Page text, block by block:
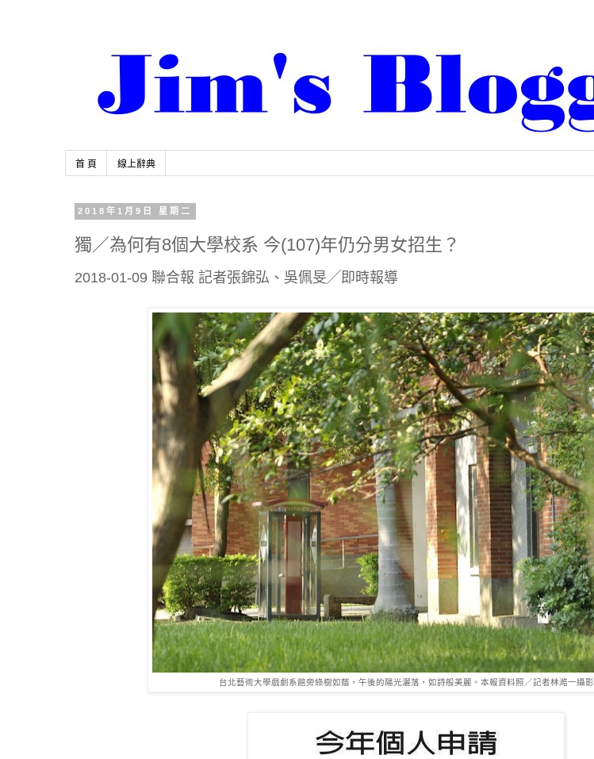
首 頁 線上辭典
2018年1月9日 星期二
獨／為何有8個大學校系 今(107)年仍分男女招生？
2018-01-09 聯合報 記者張錦弘 、 吳佩旻╱即時報導
台北藝術大學戲劇系館旁綠樹如蔭，午後的陽光灑落，如詩般美麗。本報資料照／記者林澔一攝影